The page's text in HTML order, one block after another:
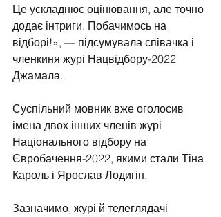
Це ускладнює оцінювання, але точно
додає інтриги. Побачимось на
відборі!», — підсумувала співачка і
членкиня журі Нацвідбору-2022
Джамала.
Суспільний мовник вже оголосив
імена двох інших членів журі
Національного відбору на
Євробачення-2022, якими стали Тіна
Кароль і Ярослав Лодигін.
Зазначимо, журі й телеглядачі